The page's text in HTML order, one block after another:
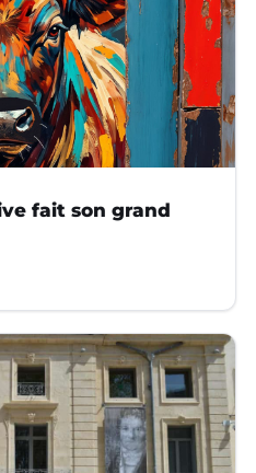
fait son grand